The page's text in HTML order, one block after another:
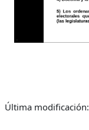
Última